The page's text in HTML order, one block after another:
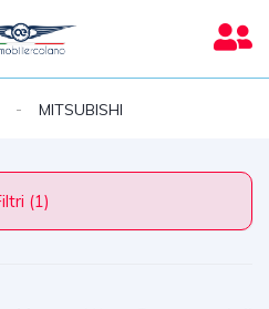
MITSUBISHI
Filtri (1)